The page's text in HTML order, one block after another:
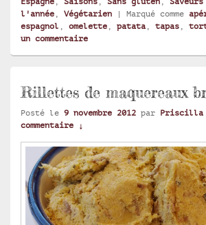
l'année , Végétarien | Marqué comme
espagnol , omelette , patata , tapas ,
un commentaire
Rillettes de maquereaux
Posté le 9 novembre 2012 par Priscilla
commentaire ↓